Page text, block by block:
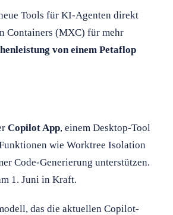
Tools für KI-Agenten direkt
Containers (MXC) für mehr
von einem Petaflop
Copilot App, einem Desktop-Tool
wie Worktree Isolation
Code-Generierung unterstützen.
1. Juni in Kraft.
das die aktuellen Copilot-